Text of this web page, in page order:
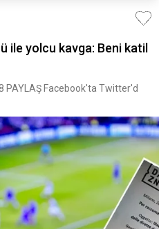
ile yolcu kavga: Beni katil
PAYLAŞ Facebook'ta Twitter'd